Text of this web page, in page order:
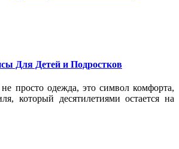
Для Детей и Подростков
просто одежда, это символ комфорта,
который десятилетиями остается на